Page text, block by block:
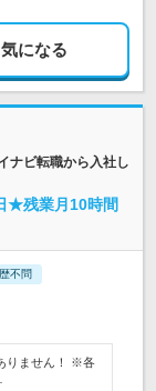
気になる
ナビ転職から入社し
★残業月10時間
不問
りません！ ※各